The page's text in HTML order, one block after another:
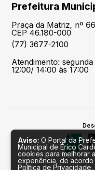
Prefeitura
Praça da Matriz, nº
CEP 46.180-000
(77) 3677-2100
Atendimento:
12:00/ 14:00 às 17:00
Aviso: O Portal da
Municipal de Érico
cookies para melhorar
experiência, de acordo
Política de